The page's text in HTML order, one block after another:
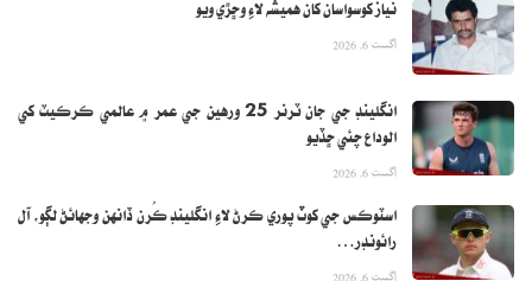
نياز کوسواسان کان هميشه لاءِ وڇڙي ويو
اگست 6, 2026
انگلينڊ جي جان ٽرنر 25 ورهين جي عمر ۾ عالمي ڪرڪيٽ کي
الوداع چئي ڇڏيو
اگست 6, 2026
اسٽوڪس جي کوٽ پوري ڪرڻ لاءِ انگلينڊ ڪُرن ڏانهن وجهائڻ لڳو، آل
رائونڊر…
اگست 6, 2026